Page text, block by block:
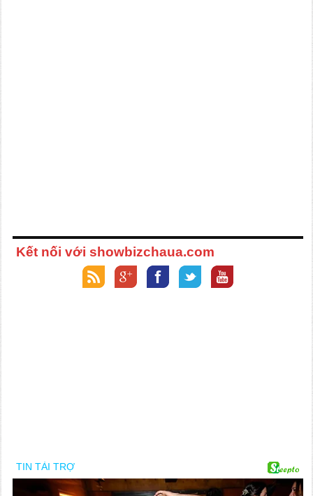
Kết nối với showbizchaua.com